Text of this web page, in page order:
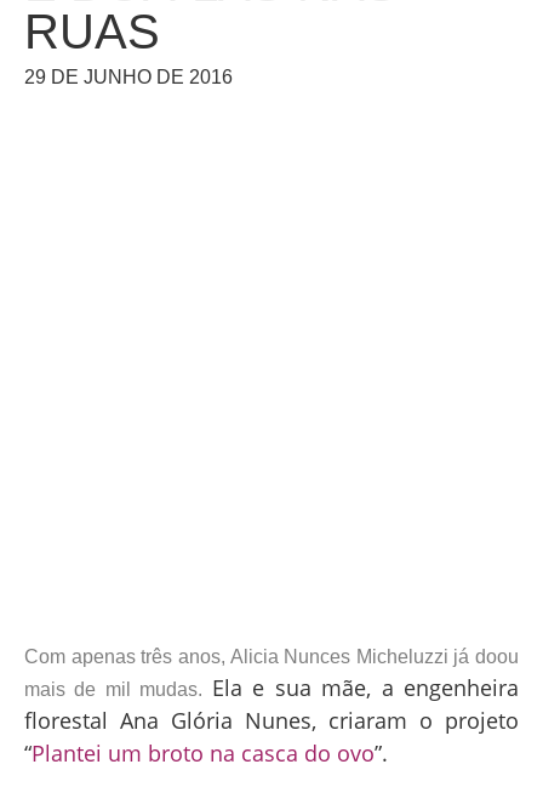
RUAS
29 DE JUNHO DE 2016
Com apenas três anos, Alicia Nunces Micheluzzi já doou
mais de mil mudas. Ela e sua mãe, a engenheira
florestal Ana Glória Nunes, criaram o projeto
“Plantei um broto na casca do ovo”.